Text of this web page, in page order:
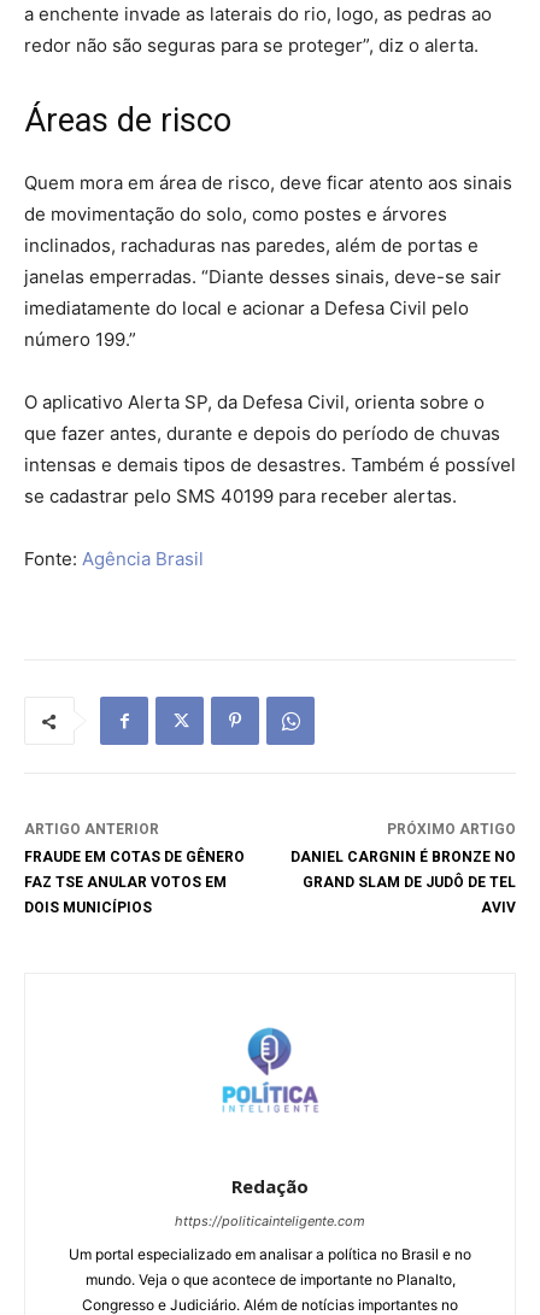
a enchente invade as laterais do rio, logo, as pedras ao
redor não são seguras para se proteger”, diz o alerta.
Áreas de risco
Quem mora em área de risco, deve ficar atento aos sinais
de movimentação do solo, como postes e árvores
inclinados, rachaduras nas paredes, além de portas e
janelas emperradas. “Diante desses sinais, deve-se sair
imediatamente do local e acionar a Defesa Civil pelo
número 199.”
O aplicativo Alerta SP, da Defesa Civil, orienta sobre o
que fazer antes, durante e depois do período de chuvas
intensas e demais tipos de desastres. Também é possível
se cadastrar pelo SMS 40199 para receber alertas.
Fonte: Agência Brasil
ARTIGO ANTERIOR
FRAUDE EM COTAS DE GÊNERO
FAZ TSE ANULAR VOTOS EM
DOIS MUNICÍPIOS
PRÓXIMO ARTIGO
DANIEL CARGNIN É BRONZE NO
GRAND SLAM DE JUDÔ DE TEL
AVIV
Redação
https://politicainteligente.com
Um portal especializado em analisar a política no Brasil e no
mundo. Veja o que acontece de importante no Planalto,
Congresso e Judiciário. Além de notícias importantes no